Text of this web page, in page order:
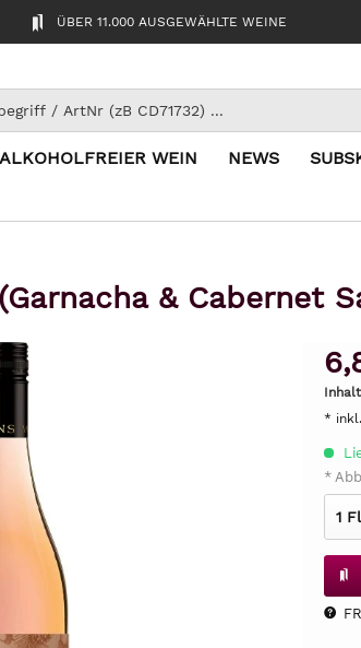
ÜBER 11.000 AUSGEWÄHLTE WEINE
ALKOHOLFREIER WEIN NEWS
& Cabernet
*
*